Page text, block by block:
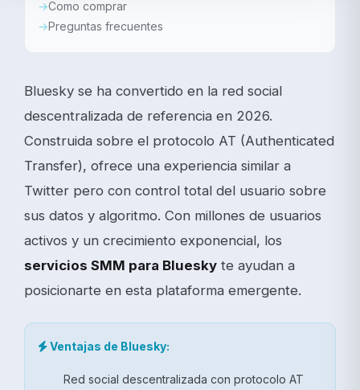
Como comprar
Preguntas frecuentes
Bluesky se ha convertido en la red social
descentralizada de referencia en 2026.
Construida sobre el protocolo AT (Authenticated
Transfer), ofrece una experiencia similar a
Twitter pero con control total del usuario sobre
sus datos y algoritmo. Con millones de usuarios
activos y un crecimiento exponencial, los
servicios SMM para Bluesky te ayudan a
posicionarte en esta plataforma emergente.
Ventajas de Bluesky:
Red social descentralizada con protocolo AT